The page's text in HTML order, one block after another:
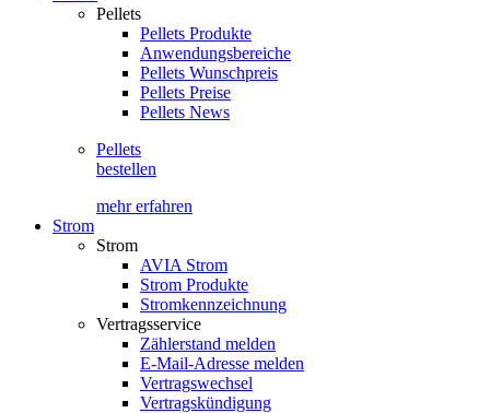
Pellets
Pellets Produkte
Anwendungsbereiche
Pellets Wunschpreis
Pellets Preise
Pellets News
Pellets
bestellen
mehr erfahren
Strom
Strom
AVIA Strom
Strom Produkte
Stromkennzeichnung
Vertragsservice
Zählerstand melden
E-Mail-Adresse melden
Vertragswechsel
Vertragskündigung